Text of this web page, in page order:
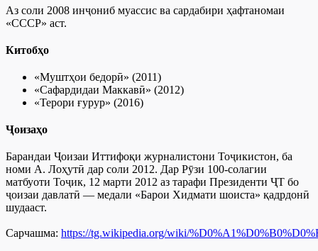
Аз соли 2008 инҷониб муассис ва сардабири ҳафтаномаи
«СССР» аст.
Китобҳо
«Муштҳои бедорӣ» (2011)
«Сафардидаи Маккавӣ» (2012)
«Терори ғурур» (2016)
Ҷоизаҳо
Барандаи Ҷоизаи Иттифоқи журналистони Тоҷикистон, ба
номи А. Лоҳутӣ дар соли 2012. Дар Рӯзи 100-солагии
матбуоти Тоҷик, 12 марти 2012 аз тарафи Президенти ҶТ бо
ҷоизаи давлатӣ — медали «Барои Хидмати шоиста» қадрдонӣ
шудааст.
Сарчашма: https://tg.wikipedia.org/wiki/